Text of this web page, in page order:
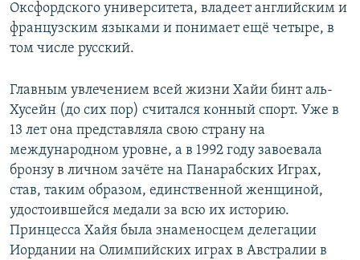
Оксфордского университета, владеет английским и
французским языками и понимает ещё четыре, в
том числе русский.
Главным увлечением всей жизни Хайи бинт аль-
Хусейн (до сих пор) считался конный спорт. Уже в
13 лет она представляла свою страну на
международном уровне, а в 1992 году завоевала
бронзу в личном зачёте на Панарабских Играх,
став, таким образом, единственной женщиной,
удостоившейся медали за всю их историю.
Принцесса Хайя была знаменосцем делегации
Иордании на Олимпийских играх в Австралии в